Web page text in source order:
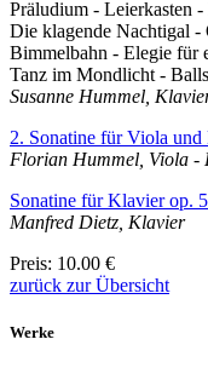
Präludium - Leierkasten
Die klagende Nachtigal
Bimmelbahn - Elegie für
Tanz im Mondlicht -
Susanne Hummel,
2. Sonatine für Viola
Florian Hummel, Viola -
Sonatine für Klavier op.
Manfred Dietz, Klavier
Preis: 10.00 €
zurück zur Übersicht
Werke